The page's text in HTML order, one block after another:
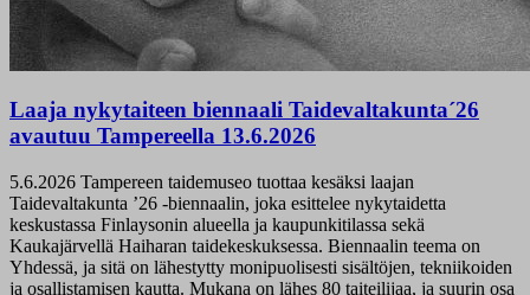
Laaja nykytaiteen biennaali Taidevaltakunta´26
avautuu Tampereella 13.6.2026
5.6.2026 Tampereen taidemuseo tuottaa kesäksi laajan
Taidevaltakunta ’26 -biennaalin, joka esittelee nykytaidetta
keskustassa Finlaysonin alueella ja kaupunkitilassa sekä
Kaukajärvellä Haiharan taidekeskuksessa. Biennaalin teema on
Yhdessä, ja sitä on lähestytty monipuolisesti sisältöjen, tekniikoiden
ja osallistamisen kautta. Mukana on lähes 80 taiteilijaa, ja suurin osa